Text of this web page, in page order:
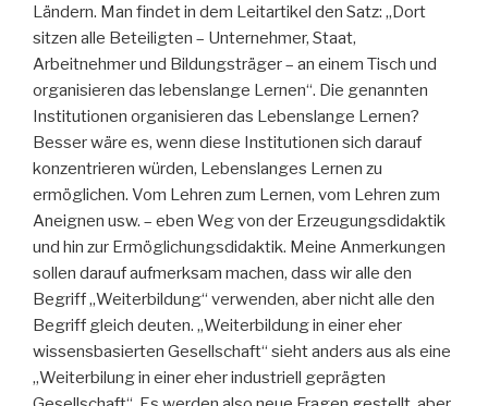
Ländern. Man findet in dem Leitartikel den Satz: „Dort
sitzen alle Beteiligten – Unternehmer, Staat,
Arbeitnehmer und Bildungsträger – an einem Tisch und
organisieren das lebenslange Lernen“. Die genannten
Institutionen organisieren das Lebenslange Lernen?
Besser wäre es, wenn diese Institutionen sich darauf
konzentrieren würden, Lebenslanges Lernen zu
ermöglichen. Vom Lehren zum Lernen, vom Lehren zum
Aneignen usw. – eben Weg von der Erzeugungsdidaktik
und hin zur Ermöglichungsdidaktik. Meine Anmerkungen
sollen darauf aufmerksam machen, dass wir alle den
Begriff „Weiterbildung“ verwenden, aber nicht alle den
Begriff gleich deuten. „Weiterbildung in einer eher
wissensbasierten Gesellschaft“ sieht anders aus als eine
„Weiterbilung in einer eher industriell geprägten